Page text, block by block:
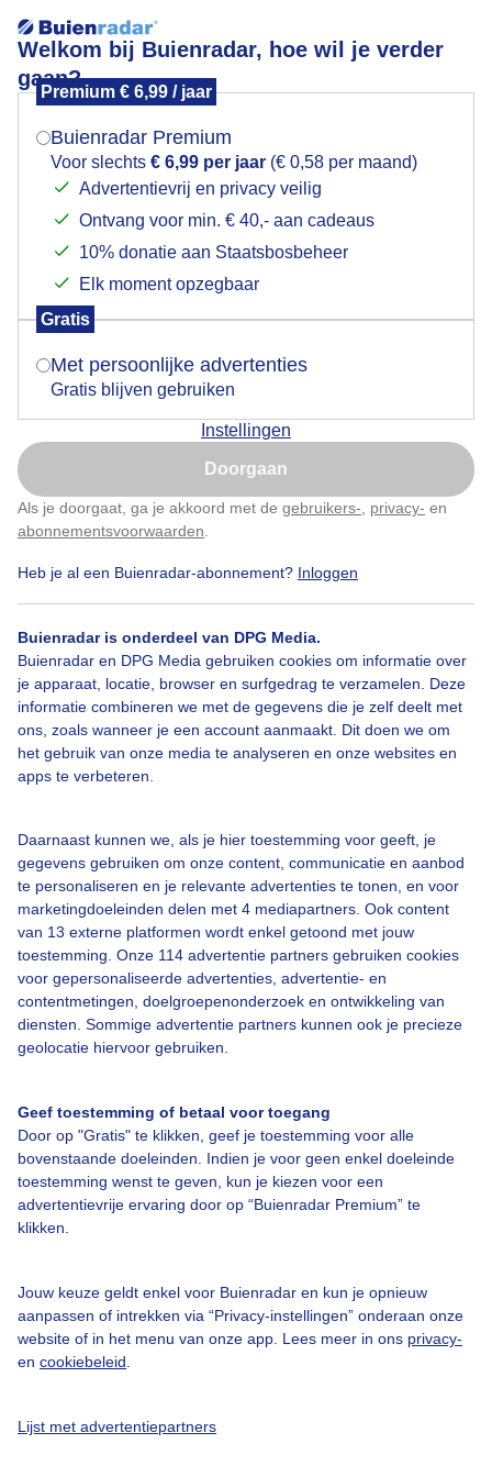
Welkom bij Buienradar, hoe wil je verder
gaan?
Premium € 6,99 / jaar
Buienradar Premium
Voor slechts € 6,99 per jaar (€ 0,58 per maand)
Advertentievrij en privacy veilig
Ontvang voor min. € 40,- aan cadeaus
10% donatie aan Staatsbosbeheer
Elk moment opzegbaar
Gratis
Met persoonlijke advertenties
Gratis blijven gebruiken
Instellingen
Doorgaan
Als je doorgaat, ga je akkoord met de gebruikers- privacy- en
abonnementsvoorwaarden
Heb je al een Buienradar-abonnement? Inloggen
Buienradar is onderdeel van DPG Media.
Buienradar en DPG Media gebruiken cookies om informatie over
je apparaat, locatie, browser en surfgedrag te verzamelen. Deze
informatie combineren we met de gegevens die je zelf deelt met
ons, zoals wanneer je een account aanmaakt. Dit doen we om
het gebruik van onze media te analyseren en onze websites en
apps te verbeteren.
Daarnaast kunnen we, als je hier toestemming voor geeft, je
gegevens gebruiken om onze content, communicatie en aanbod
te personaliseren en je relevante advertenties te tonen, en voor
marketingdoeleinden delen met 4 mediapartners. Ook content
van 13 externe platformen wordt enkel getoond met jouw
toestemming. Onze 114 advertentie partners gebruiken cookies
voor gepersonaliseerde advertenties, advertentie- en
contentmetingen, doelgroepenonderzoek en ontwikkeling van
diensten. Sommige advertentie partners kunnen ook je precieze
geolocatie hiervoor gebruiken.
Geef toestemming of betaal voor toegang
Door op "Gratis" te klikken, geef je toestemming voor alle
bovenstaande doeleinden. Indien je voor geen enkel doeleinde
toestemming wenst te geven, kun je kiezen voor een
advertentievrije ervaring door op “Buienradar Premium” te
klikken.
Jouw keuze geldt enkel voor Buienradar en kun je opnieuw
aanpassen of intrekken via “Privacy-instellingen” onderaan onze
website of in het menu van onze app. Lees meer in ons privacy-
en cookiebeleid
Lijst met advertentiepartners
Bewolking, en wat zon in de middag
Door: Jolanda Pelkmans Gemaakt: 05-06-2026, 68x bekeken
Bekijk slideshow
Over Buienradar
Bedrijfsgegevens
Veelgestelde vragen
Toegankelijkheid
Adverteren
Cookie beleid
Privacy instellingen
Mogen we je locatie gebruiken voor het
Indien je hier nog geen akkoord op hebt gegeven,
verschijnt er zo een pop-up uit je browser waarin
Is goed, toon de popup
Nu niet, misschien later
Klik hierom dit aan te passen